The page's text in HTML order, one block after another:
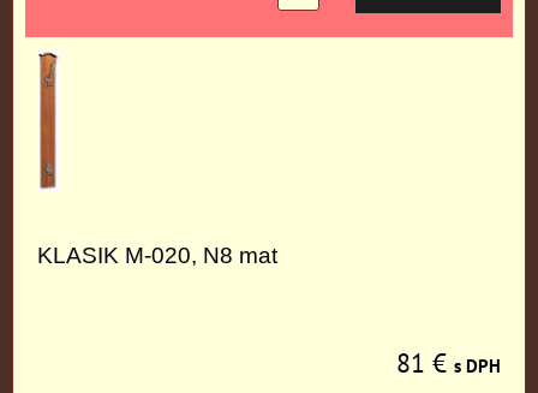
KLASIK M-020, N8 mat
81 € s DPH